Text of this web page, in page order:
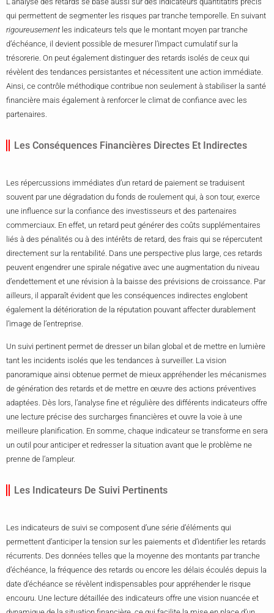
qui permettent de segmenter les risques par tranche temporelle. En suivant
rigoureusement les indicateurs tels que le montant moyen par tranche
d’échéance, il devient possible de mesurer l’impact cumulatif sur la
trésorerie. On peut également distinguer des retards isolés de ceux qui
révèlent des tendances persistantes et nécessitent une action immédiate.
Ainsi, ce contrôle méthodique contribue non seulement à stabiliser la santé
financière mais également à renforcer le climat de confiance avec les
partenaires.
Les Conséquences Financières Directes Et Indirectes
Les répercussions immédiates d’un retard de paiement se traduisent
souvent par une dégradation du fonds de roulement qui, à son tour, exerce
une influence sur la confiance des investisseurs et des partenaires
commerciaux. En effet, un retard peut générer des coûts supplémentaires
liés à des pénalités ou à des intérêts de retard, des frais qui se répercutent
directement sur la rentabilité. Dans une perspective plus large, ces retards
peuvent engendrer une spirale négative avec une augmentation du niveau
d’endettement et une révision à la baisse des prévisions de croissance. Par
ailleurs, il apparaît évident que les conséquences indirectes englobent
également la détérioration de la réputation pouvant affecter durablement
l’image de l’entreprise.
Un suivi pertinent permet de dresser un bilan global et de mettre en lumière
tant les incidents isolés que les tendances à surveiller. La vision
panoramique ainsi obtenue permet de mieux appréhender les mécanismes
de génération des retards et de mettre en œuvre des actions préventives
adaptées. Dès lors, l’analyse fine et régulière des différents indicateurs offre
une lecture précise des surcharges financières et ouvre la voie à une
meilleure planification. En somme, chaque indicateur se transforme en sera
un outil pour anticiper et redresser la situation avant que le problème ne
prenne de l’ampleur.
Les Indicateurs De Suivi Pertinents
Les indicateurs de suivi se composent d’une série d’éléments qui
permettent d’anticiper la tension sur les paiements et d’identifier les retards
récurrents. Des données telles que la moyenne des montants par tranche
d’échéance, la fréquence des retards ou encore les délais écoulés depuis la
date d’échéance se révèlent indispensables pour appréhender le risque
encouru. Une lecture détaillée des indicateurs offre une vision nuancée et